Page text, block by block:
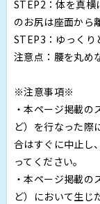
STEP2：体を真横
のお尻は座面から
STEP3：ゆっくり
注意点：腰を丸め
※注意事項※
・本ページ掲載の
ど）を行なった際
合はすぐに中止し
ってください。
・本ページ掲載の
ど）において生じ